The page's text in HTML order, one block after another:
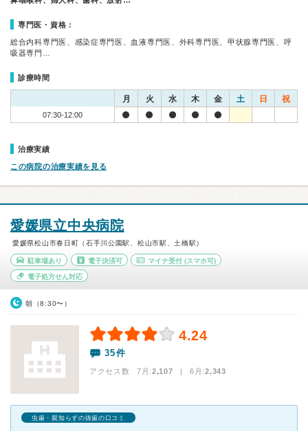
専門医・資格：
総合内科専門医、感染症専門医、血液専門医、外科専門医、甲状腺専門医、呼
吸器専門…
診療時間
月 火 水 木 金 土 日 祝
07:30-12:00
治療実績
この病院の治療実績を見る
愛媛県立中央病院
愛媛県松山市春日町（石手川公園駅、松山市駅、土橋駅）
駐車場あり 電子決済可 マイナ受付 (スマホ可)
電子処方せん対応
朝（8:30〜）
4.24
35件
アクセス数 7月:2,107 | 6月:2,343
虫歯・親知らずの抜歯の口コミ